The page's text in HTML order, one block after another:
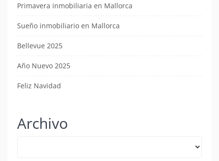
Primavera inmobiliaria en Mallorca
Sueño inmobiliario en Mallorca
Bellevue 2025
Año Nuevo 2025
Feliz Navidad
Archivo